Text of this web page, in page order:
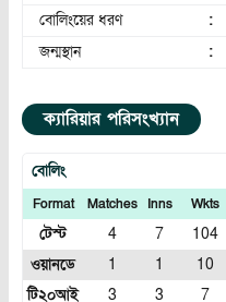
বোলিংয়ের ধরণ
:
জন্মস্থান
:
ক্যারিয়ার পরিসংখ্যান
বোলিং
Format Matches Inns Wkts
টেস্ট 4 7 104
ওয়ানডে
1 1 10
টি২০আই
3 3 7